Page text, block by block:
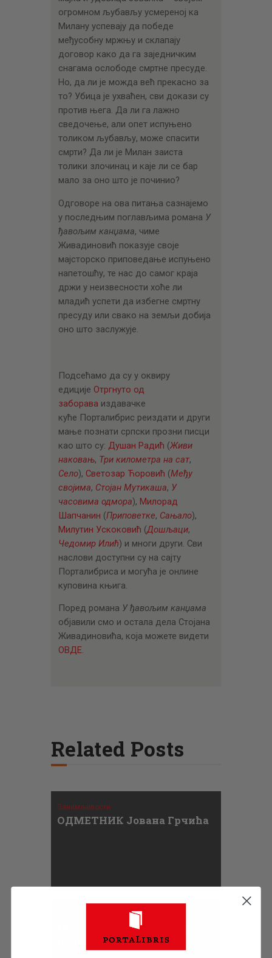
огромном љубављу усмереној ка
Милану успевају да победе
међусобну мржњу и склапају
договор како да га заједничким
снагама ослободе смртне пресуде.
Но, да ли је можда већ прекасно за
то? Убица је ухваћен, сви докази су
против њега. Да ли га лажно
сведочење, али опет испуњено
толиком љубављу, може спасити
смрти? Да ли је Милан заиста
толики злочинац и каје ли се бар
мало за оно што је починио?
Одговоре на ова питања сазнајемо
у последњим поглављима романа У
ђавољим канџама, чиме
Живадиновић показује своје
мајсторско приповедање испуњено
напетошћу, те нас до самог краја
држи у неизвесности хоће ли
младић успети да избегне смртну
пресуду или свако на земљи добија
оно што заслужује.
Подсећамо да су у оквиру
едиције Отргнуто од
заборава издавачке
куће Порталибрис реиздати и други
мање познати српски прозни писци
као што су: Душан Радић (Живи
наковањ, Три километра на сат,
Село), Светозар Ћоровић (Међу
својима, Стојан Мутикаша, У
часовима одмора), Милорад
Шапчанин (Приповетке, Сањало),
Милутин Ускоковић (Дошљаци,
Чедомир Илић) и многи други. Сви
наслови доступни су на сајту
Порталибриса и могућа је онлине
куповина књига.
Поред романа У ђавољим канџама
објавили смо и остала дела Стојана
Живадиновића, која можете видети
ОВДЕ.
Related Posts
Занимљивости
ОДМЕТНИК Јована Грчића
Марта посадница или Пад
Великог Новгорода